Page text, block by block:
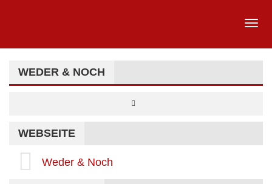
WEDER & NOCH
WEBSEITE
Weder & Noch